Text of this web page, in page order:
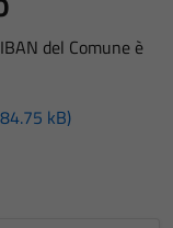
del Comune è
kB)